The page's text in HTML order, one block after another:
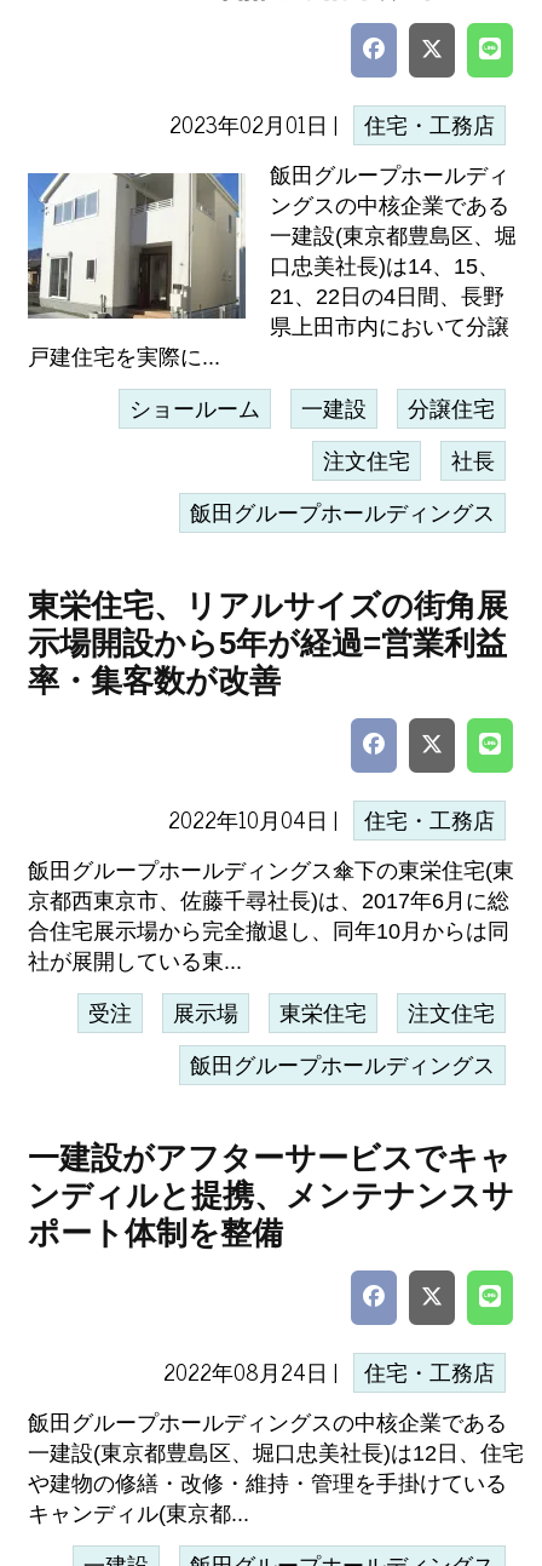
2023年02月01日 | 住宅・工務店
飯田グループホールディ
ングスの中核企業である
一建設(東京都豊島区、堀
口忠美社長)は14、15、
21、22日の4日間、長野
県上田市内において分譲
戸建住宅を実際に...
ショールーム 一建設 分譲住宅
注文住宅 社長
飯田グループホールディングス
東栄住宅、リアルサイズの街角展
示場開設から5年が経過=営業利益
率・集客数が改善
2022年10月04日 | 住宅・工務店
飯田グループホールディングス傘下の東栄住宅(東
京都西東京市、佐藤千尋社長)は、2017年6月に総
合住宅展示場から完全撤退し、同年10月からは同
社が展開している東...
受注 展示場 東栄住宅 注文住宅
飯田グループホールディングス
一建設がアフターサービスでキャ
ンディルと提携、メンテナンスサ
ポート体制を整備
2022年08月24日 | 住宅・工務店
飯田グループホールディングスの中核企業である
一建設(東京都豊島区、堀口忠美社長)は12日、住宅
や建物の修繕・改修・維持・管理を手掛けている
キャンディル(東京都...